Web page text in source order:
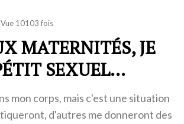
Vue 10103 fois
MATERNITÉS, JE
SEXUEL...
mon corps, mais c'est une situation
d'autres me donneront des